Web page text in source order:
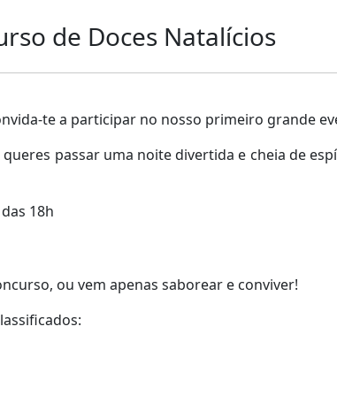
de Doces Natalícios
te a participar no nosso primeiro grande
passar uma noite divertida e cheia de
18h
ou vem apenas saborear e conviver!